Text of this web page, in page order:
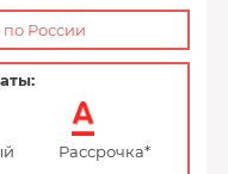
по России
Рассрочка*